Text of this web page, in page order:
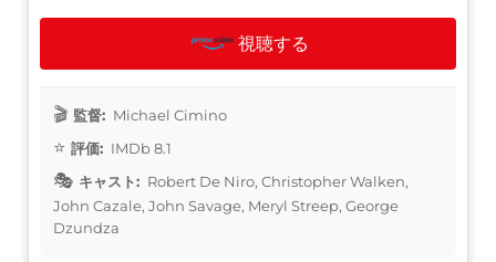
視聴する
監督: Michael Cimino
評価: IMDb 8.1
キャスト: Robert De Niro, Christopher Walken,
John Cazale, John Savage, Meryl Streep, George
Dzundza